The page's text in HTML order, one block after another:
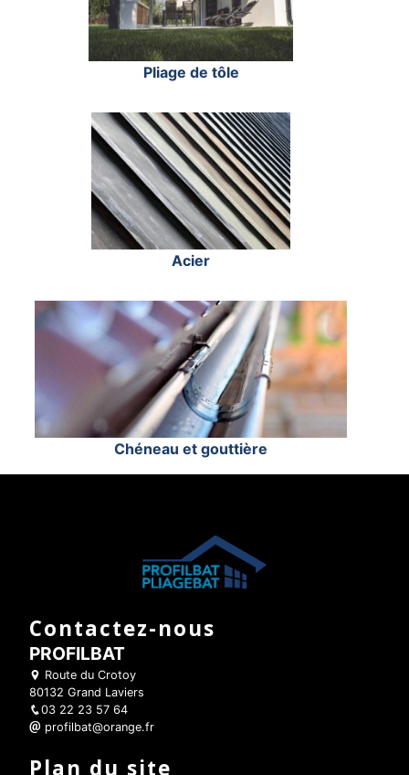
Pliage de tôle
Acier
Chéneau et gouttière
Contactez-nous
PROFILBAT
Route du Crotoy
80132 Grand Laviers
03 22 23 57 64
profilbat@orange.fr
Plan du site